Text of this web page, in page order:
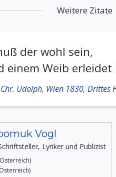
Weitere Zitate
der wohl sein,
einem Weib erleidet
Udolph, Wien 1830, Drittes
Vogl
Lyriker und Publizist